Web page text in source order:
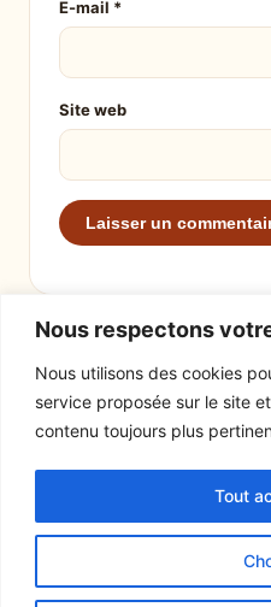
Nous respectons
Nous utilisons des cookies
service proposée sur le site
contenu toujours plus
Tout
E-mail *
Site web